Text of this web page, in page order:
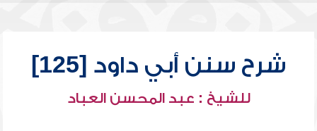
شرح سنن أبي داود [125]
للشيخ : عبد المحسن العباد